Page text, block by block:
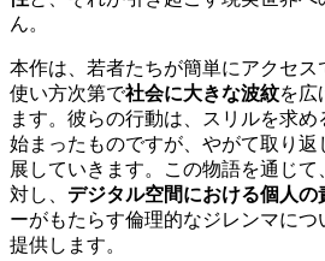
ん。
本作は、若者たちが簡単にアクセス
使い方次第で社会に大きな波紋を広
ます。彼らの行動は、スリルを求
始まったものですが、やがて取り
展していきます。この物語を通じて
対し、 デジタル空間における個人の
ーがもたらす倫理的なジレンマに
提供します。